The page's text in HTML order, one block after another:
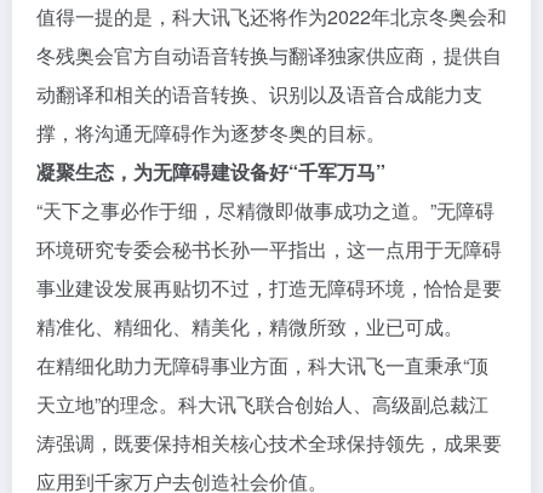
值得一提的是，科大讯飞还将作为2022年北京冬奥会和
冬残奥会官方自动语音转换与翻译独家供应商，提供自
动翻译和相关的语音转换、识别以及语音合成能力支
撑，将沟通无障碍作为逐梦冬奥的目标。
凝聚生态，为无障碍建设备好“千军万马”
“天下之事必作于细，尽精微即做事成功之道。”无障碍
环境研究专委会秘书长孙一平指出，这一点用于无障碍
事业建设发展再贴切不过，打造无障碍环境，恰恰是要
精准化、精细化、精美化，精微所致，业已可成。
在精细化助力无障碍事业方面，科大讯飞一直秉承“顶
天立地”的理念。科大讯飞联合创始人、高级副总裁江
涛强调，既要保持相关核心技术全球保持领先，成果要
应用到千家万户去创造社会价值。